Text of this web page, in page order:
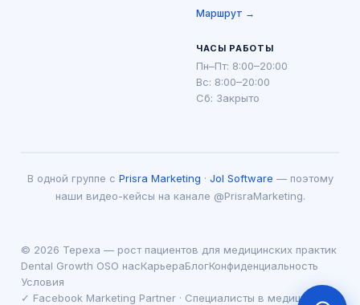
Маршрут →
ЧАСЫ РАБОТЫ
Пн–Пт: 8:00–20:00
Вс: 8:00–20:00
Сб: Закрыто
В одной группе с Prisra Marketing · Jol Software — поэтому
наши видео-кейсы на канале @PrisraMarketing.
© 2026 Tepexa — рост пациентов для медицинских практик
Dental Growth OSО насКарьераБлогКонфиденциальность
Условия
✓ Facebook Marketing Partner · Специалисты в медицине с